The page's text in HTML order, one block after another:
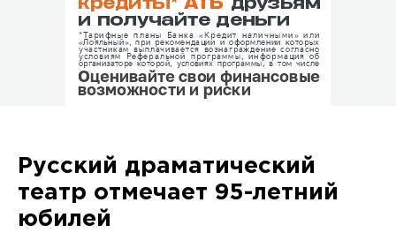
Русский драматический
театр отмечает 95-летний
юбилей